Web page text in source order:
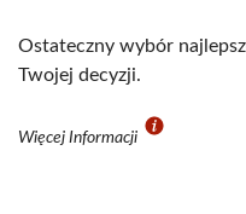
Ostateczny wybór
Twojej decyzji.
Więcej Informacji